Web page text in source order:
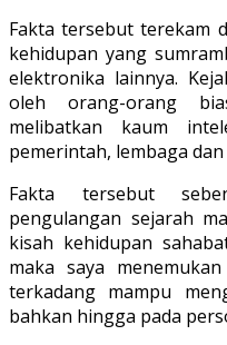
Fakta tersebut terekam
kehidupan yang
elektronika lainnya.
oleh orang-orang
melibatkan kaum
pemerintah, lembaga
Fakta tersebut
pengulangan sejarah
kisah kehidupan
maka saya
terkadang mampu
bahkan hingga pada